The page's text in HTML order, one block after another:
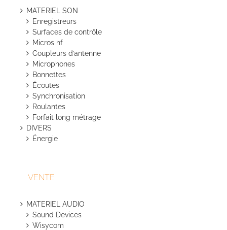
MATERIEL SON
Enregistreurs
Surfaces de contrôle
Micros hf
Coupleurs d’antenne
Microphones
Bonnettes
Écoutes
Synchronisation
Roulantes
Forfait long métrage
DIVERS
Énergie
VENTE
MATERIEL AUDIO
Sound Devices
Wisycom